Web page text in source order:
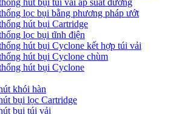
hút bụi túi vải áp suất dương
lọc bụi bằng phương pháp ướt
hút bụi Cartridge
lọc bụi tĩnh điện
hút bụi Cyclone kết hợp túi vải
hút bụi Cyclone chùm
hút bụi Cyclone
khói hàn
bụi lọc Cartridge
bụi túi vải